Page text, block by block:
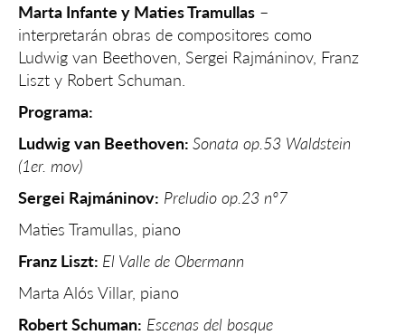
Marta Infante y Maties Tramullas –
interpretarán obras de compositores como
Ludwig van Beethoven, Sergei Rajmáninov, Franz
Liszt y Robert Schuman.
Programa:
Ludwig van Beethoven: Sonata op.53 Waldstein
(1er. mov)
Sergei Rajmáninov: Preludio op.23 nº7
Maties Tramullas, piano
Franz Liszt: El Valle de Obermann
Marta Alós Villar, piano
Robert Schuman: Escenas del bosque